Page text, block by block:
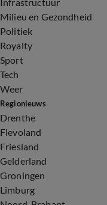
Milieu en Gezondheid
Politiek
Royalty
Sport
Tech
Weer
Regionieuws
Drenthe
Flevoland
Friesland
Gelderland
Groningen
Limburg